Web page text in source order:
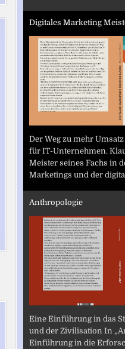
Digitales Marketing
Der Weg zu mehr
für IT-Unternehmen.
Meister seines Fachs in
Marketings und der
Anthropologie
Eine Einführung in das
und der Zivilisation In
Einführung in die